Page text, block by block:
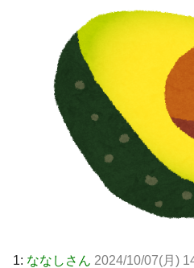
1: ななしさん 2024/10/07(月)